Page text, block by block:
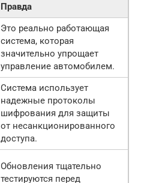
Правда
Это реально работающая
система, которая
значительно упрощает
управление автомобилем.
Система использует
надежные протоколы
шифрования для защиты
от несанкционированного
доступа.
Обновления тщательно
тестируются перед